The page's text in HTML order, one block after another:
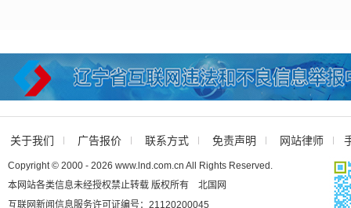
关于我们 广告报价 联系方式 免责声明 网站律师
Copyright © 2000 - 2026 www.lnd.com.cn All Rights Reserved.
本网站各类信息未经授权禁止转载 版权所有 北国网
互联网新闻信息服务许可证编号：21120200045